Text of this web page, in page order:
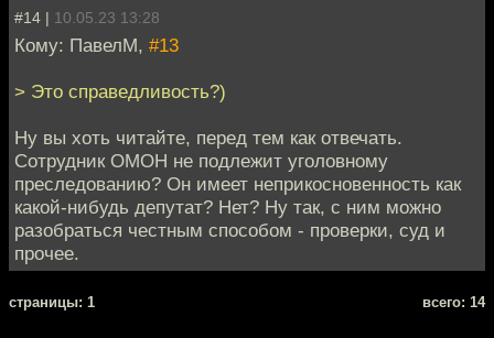
#14 | 10.05.23 13:28
Кому: ПавелМ, #13
> Это справедливость?)
Ну вы хоть читайте, перед тем как отвечать.
Сотрудник ОМОН не подлежит уголовному
преследованию? Он имеет неприкосновенность как
какой-нибудь депутат? Нет? Ну так, с ним можно
разобраться честным способом - проверки, суд и
прочее.
cтраницы: 1 всего: 14